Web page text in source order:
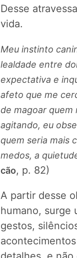
Desse
vida.
Meu instinto
lealdade entre
expectativa e
afeto que me
de magoar quem
agitando, eu
quem seria mais
medos, a
cão, p. 82)
A partir desse
humano, surge
gestos,